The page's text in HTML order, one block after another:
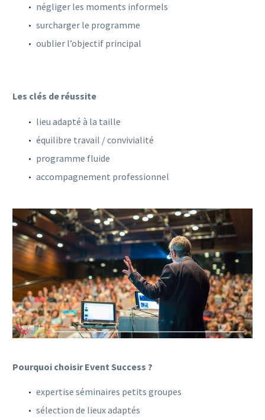
négliger les moments informels
surcharger le programme
oublier l’objectif principal
Les clés de réussite
lieu adapté à la taille
équilibre travail / convivialité
programme fluide
accompagnement professionnel
Pourquoi choisir Event Success ?
expertise séminaires petits groupes
sélection de lieux adaptés